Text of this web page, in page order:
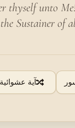
thyself unto
Sustainer of
آية عشوائية